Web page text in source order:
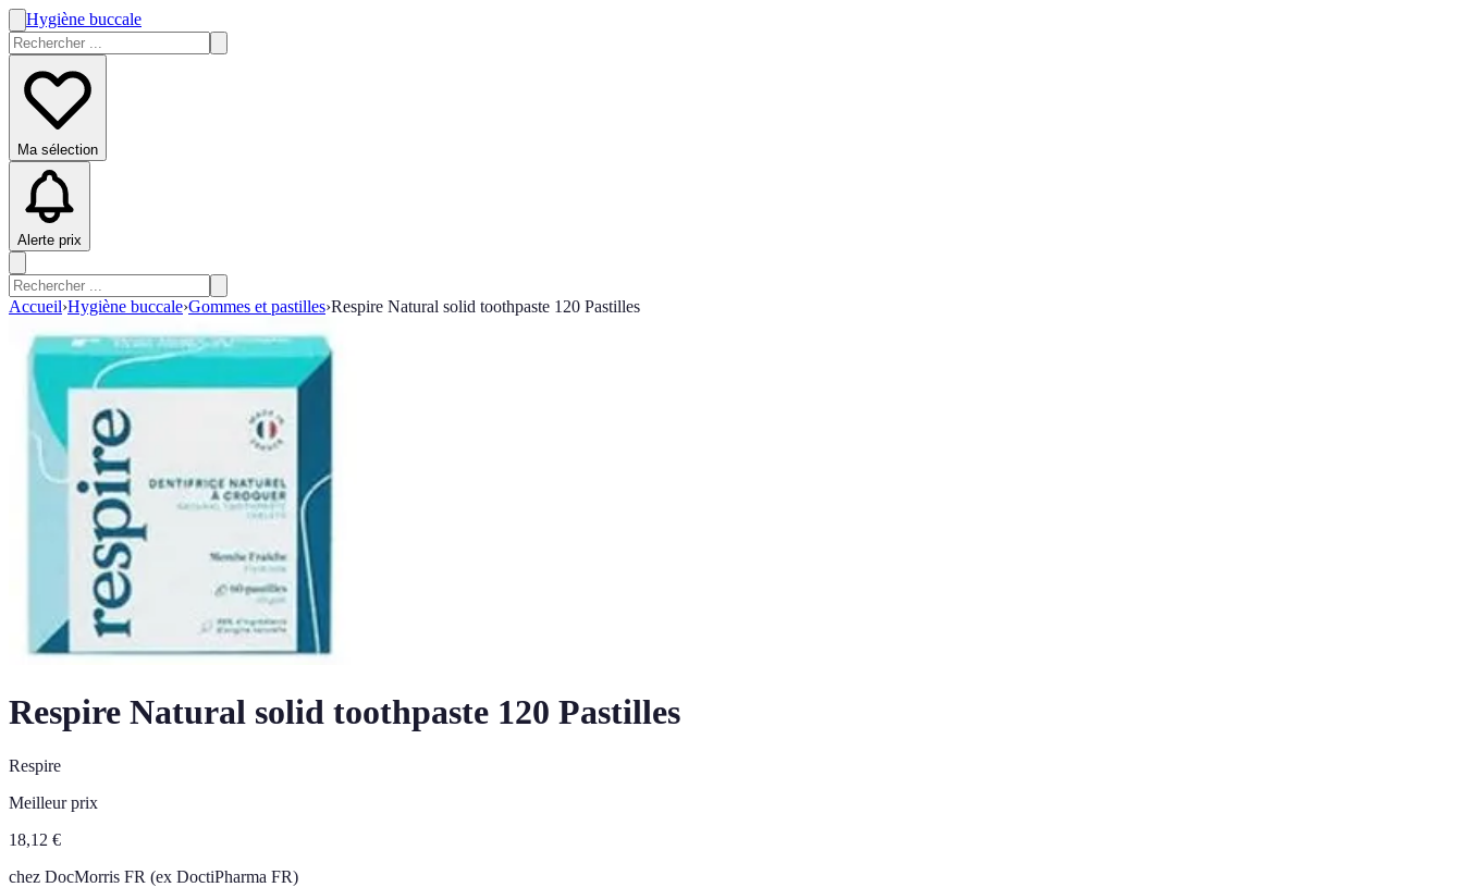
Hygiène buccale
Ma sélection
Alerte prix
Accueil›Hygiène buccale›Gommes et pastilles›Respire Natural solid toothpaste 120 Pastilles
Respire Natural solid toothpaste 120 Pastilles
Respire
Meilleur prix
18,12 €
chez DocMorris FR (ex DoctiPharma FR)